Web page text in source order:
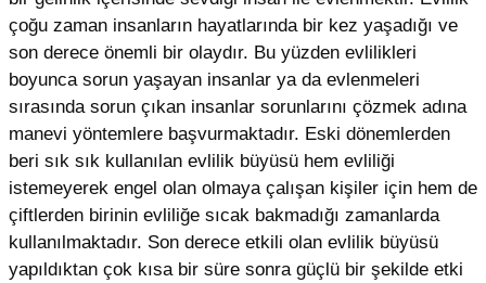
çoğu zaman insanların hayatlarında bir kez yaşadığı ve
son derece önemli bir olaydır. Bu yüzden evlilikleri
boyunca sorun yaşayan insanlar ya da evlenmeleri
sırasında sorun çıkan insanlar sorunlarını çözmek adına
manevi yöntemlere başvurmaktadır. Eski dönemlerden
beri sık sık kullanılan evlilik büyüsü hem evliliği
istemeyerek engel olan olmaya çalışan kişiler için hem de
çiftlerden birinin evliliğe sıcak bakmadığı zamanlarda
kullanılmaktadır. Son derece etkili olan evlilik büyüsü
yapıldıktan çok kısa bir süre sonra güçlü bir şekilde etki